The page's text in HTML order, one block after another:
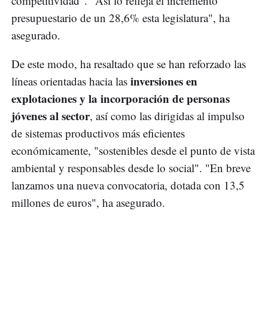
presupuestario de un 28,6% esta legislatura", ha
asegurado.
De este modo, ha resaltado que se han reforzado las
líneas orientadas hacia las inversiones en
explotaciones y la incorporación de personas
jóvenes al sector, así como las dirigidas al impulso
de sistemas productivos más eficientes
económicamente, "sostenibles desde el punto de vista
ambiental y responsables desde lo social". "En breve
lanzamos una nueva convocatoria, dotada con 13,5
millones de euros", ha asegurado.